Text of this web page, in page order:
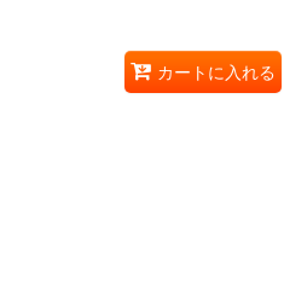
カートに入れる